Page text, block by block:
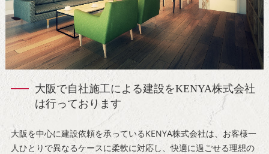
大阪で自社施工による建設をKENYA株式会社
は行っております
大阪を中心に建設依頼を承っているKENYA株式会社は、お客様一
人ひとりで異なるケースに柔軟に対応し、快適に過ごせる理想の